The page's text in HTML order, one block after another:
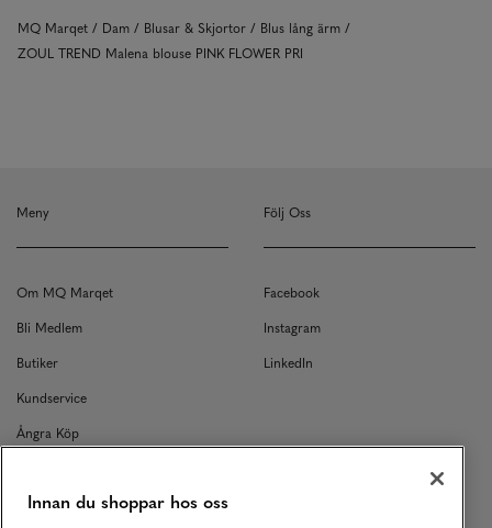
MQ Marqet Dam Blusar & Skjortor
Blus lång ärm
ZOUL TREND Malena blouse PINK FLOWER PRI
Meny
Om MQ Marqet
Bli Medlem
Butiker
Kundservice
Ångra Köp
Returer
Följ Oss
Facebook
Instagram
LinkedIn
Innan du shoppar hos oss